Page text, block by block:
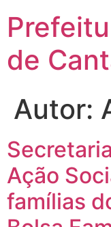
de
Autor:
Ação
famílias